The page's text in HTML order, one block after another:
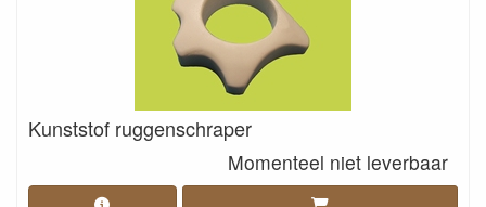
Kunststof ruggenschraper
Momenteel niet leverbaar